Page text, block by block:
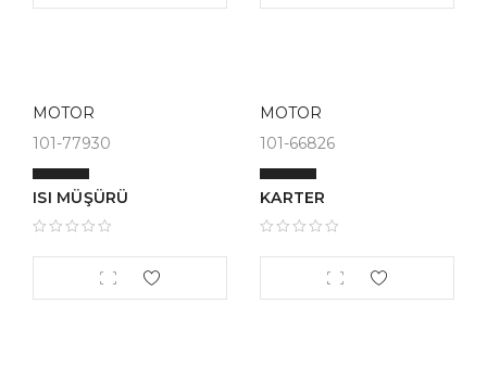
MOTOR
101-77930
ISI MÜŞÜRÜ
MOTOR
101-66826
KARTER